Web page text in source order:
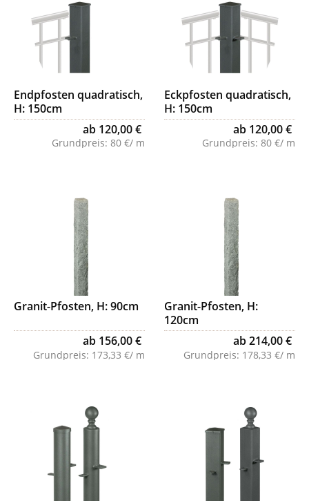
Endpfosten quadratisch,
H: 150cm
ab 120,00 €
Grundpreis: 80 €/ m
Eckpfosten quadratisch,
H: 150cm
ab 120,00 €
Grundpreis: 80 €/ m
Granit-Pfosten, H: 90cm
ab 156,00 €
Grundpreis: 173,33 €/ m
Granit-Pfosten, H:
120cm
ab 214,00 €
Grundpreis: 178,33 €/ m